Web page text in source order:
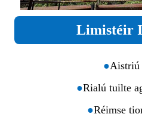
Limistéir
●Aistriú
●Rialú tuilte
●Réimse